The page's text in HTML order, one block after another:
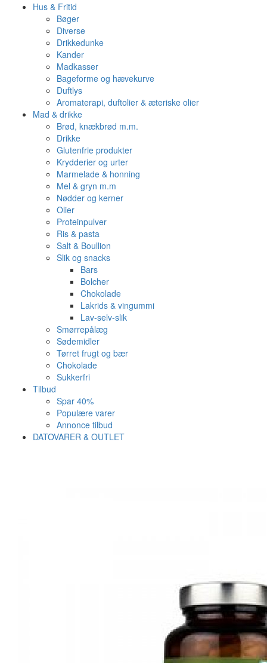
Hus & Fritid
Bøger
Diverse
Drikkedunke
Kander
Madkasser
Bageforme og hævekurve
Duftlys
Aromaterapi, duftolier & æteriske olier
Mad & drikke
Brød, knækbrød m.m.
Drikke
Glutenfrie produkter
Krydderier og urter
Marmelade & honning
Mel & gryn m.m
Nødder og kerner
Olier
Proteinpulver
Ris & pasta
Salt & Boullion
Slik og snacks
Bars
Bolcher
Chokolade
Lakrids & vingummi
Lav-selv-slik
Smørrepålæg
Sødemidler
Tørret frugt og bær
Chokolade
Sukkerfri
Tilbud
Spar 40%
Populære varer
Annonce tilbud
DATOVARER & OUTLET